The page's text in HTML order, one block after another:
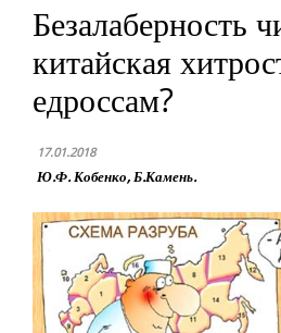
Безалаберность
китайская
едроссам?
17.01.2018
Ю.Ф. Кобенко, Б.Камень.